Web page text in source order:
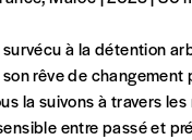
pouvez choisir de
activités.
à la détention
son rêve de
la suivons à travers
entre passé et